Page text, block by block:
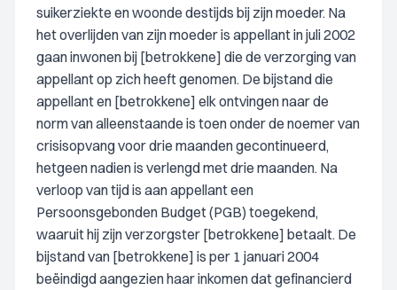
suikerziekte en woonde destijds bij zijn moeder. Na
het overlijden van zijn moeder is appellant in juli 2002
gaan inwonen bij [betrokkene] die de verzorging van
appellant op zich heeft genomen. De bijstand die
appellant en [betrokkene] elk ontvingen naar de
norm van alleenstaande is toen onder de noemer van
crisisopvang voor drie maanden gecontinueerd,
hetgeen nadien is verlengd met drie maanden. Na
verloop van tijd is aan appellant een
Persoonsgebonden Budget (PGB) toegekend,
waaruit hij zijn verzorgster [betrokkene] betaalt. De
bijstand van [betrokkene] is per 1 januari 2004
beëindigd aangezien haar inkomen dat gefinancierd